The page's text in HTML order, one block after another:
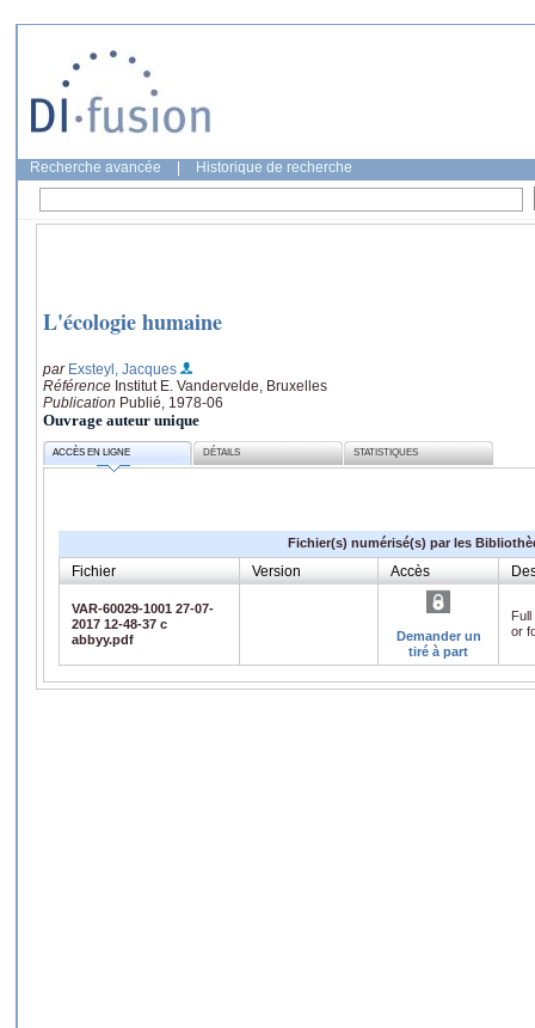
Recherche avancée Historique de recherche
L'écologie humaine
par Exsteyl, Jacques
Référence Institut E. Vandervelde, Bruxelles
Publication Publié, 1978-06
Ouvrage auteur unique
ACCÈS EN LIGNE DÉTAILS STATISTIQUES
Fichier(s) numérisé(s) par les
Fichier Version Accès
VAR-60029-1001 27-07-
2017 12-48-37 c
abbyy.pdf
Demander un
tiré à part
or